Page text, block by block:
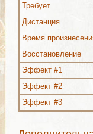
Требует
Дистанция
Время
Восстановление
Эффект #1
Эффект #2
Эффект #3
Можно выучить
Можно выучить